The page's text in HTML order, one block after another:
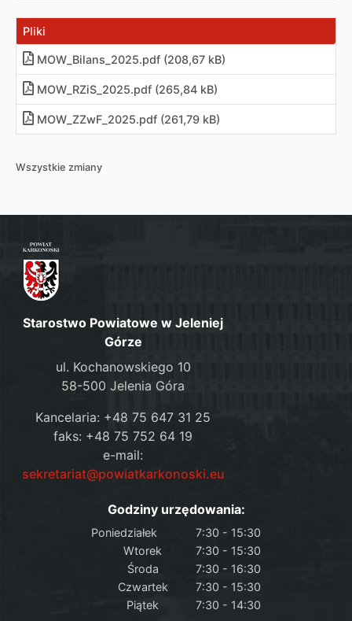
Pliki
MOW_Bilans_2025.pdf (208,67 kB)
MOW_RZiS_2025.pdf (265,84 kB)
MOW_ZZwF_2025.pdf (261,79 kB)
Wszystkie zmiany
Starostwo Powiatowe w Jeleniej
Górze
ul. Kochanowskiego 10
58-500 Jelenia Góra
Kancelaria: +48 75 647 31 25
faks: +48 75 752 64 19
e-mail:
sekretariat@powiatkarkonoski.eu
Godziny urzędowania:
Poniedziałek
7:30 - 15:30
Wtorek
7:30 - 15:30
Środa
7:30 - 16:30
Czwartek
7:30 - 15:30
Piątek
7:30 - 14:30